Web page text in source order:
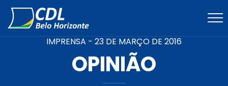
IMPRENSA - 23 DE MARÇO DE 2016
OPINIÃO